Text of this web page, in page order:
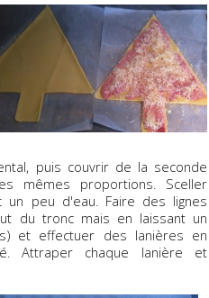
puis couvrir de la seconde
mêmes proportions. Sceller
peu d'eau. Faire des lignes
du tronc mais en laissant un
et effectuer des lanières en
Attraper chaque lanière et